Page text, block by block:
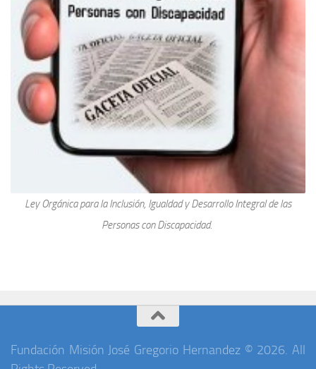
Ley Orgánica para la Inclusión, Igualdad y Desarrollo Integral de las
Personas con Discapacidad.
Fundación Misión José Gregorio Hernandez © 2026. All